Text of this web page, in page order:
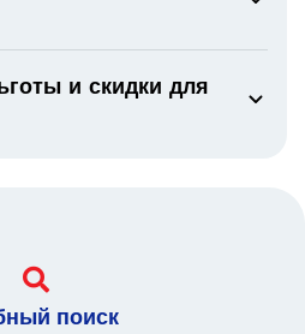
и скидки для
поиск